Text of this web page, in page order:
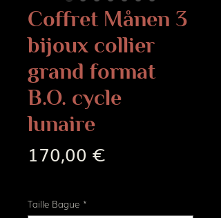
Coffret Månen 3
bijoux collier
grand format
B.O. cycle
lunaire
170,00 €
Taille Bague *